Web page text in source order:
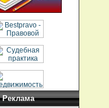
Реклама